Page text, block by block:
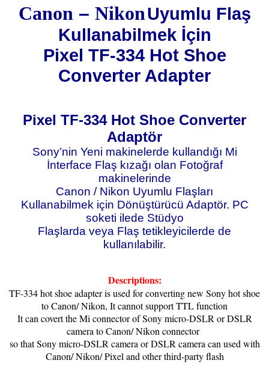
Canon – NikonUyumlu Flaş
Kullanabilmek İçin
Pixel TF-334 Hot Shoe
Converter Adapter
Pixel TF-334 Hot Shoe Converter
Adaptör
Sony’nin Yeni makinelerde kullandığı Mi
İnterface Flaş kızağı olan Fotoğraf
makinelerinde
Canon / Nikon Uyumlu Flaşları
Kullanabilmek için Dönüştürücü Adaptör. PC
soketi ilede Stüdyo
Flaşlarda veya Flaş tetikleyicilerde de
kullanılabilir.
Descriptions:
TF-334 hot shoe adapter is used for converting new Sony hot shoe
to Canon/ Nikon, It cannot support TTL function
It can covert the Mi connector of Sony micro-DSLR or DSLR
camera to Canon/ Nikon connector
so that Sony micro-DSLR camera or DSLR camera can used with
Canon/ Nikon/ Pixel and other third-party flash